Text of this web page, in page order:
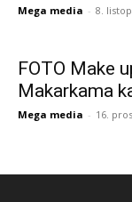
Mega media - 8.
FOTO Make
Makarkama
Mega media - 16.